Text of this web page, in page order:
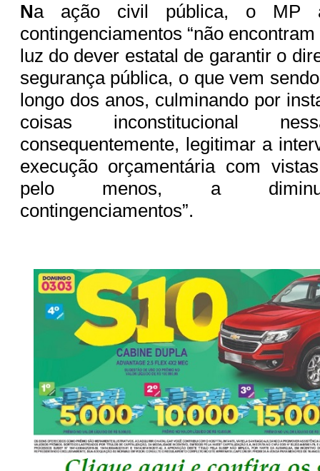
Na ação civil pública, o MP
contingenciamentos “não
luz do dever estatal de garantir o
segurança pública, o que vem
longo dos anos, culminando por
coisas inconstitucional
consequentemente, legitimar a
execução orçamentária com
pelo menos, a
contingenciamentos”.